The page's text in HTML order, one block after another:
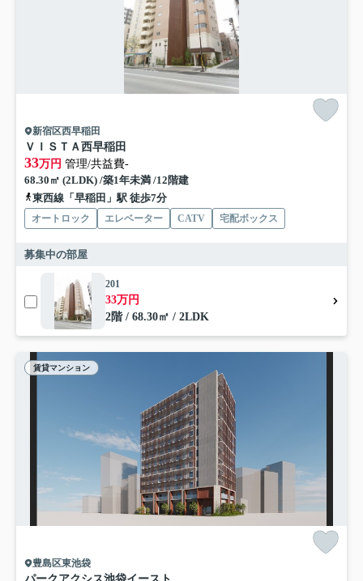
新宿区西早稲田
ＶＩＳＴＡ西早稲田
33万円 管理/共益費-
68.30㎡ (2LDK) /築1年未満 /12階建
東西線「早稲田」駅 徒歩7分
オートロック エレベーター CATV 宅配ボックス
募集中の部屋
201
33万円
2階 / 68.30㎡ / 2LDK
賃貸マンション
豊島区東池袋